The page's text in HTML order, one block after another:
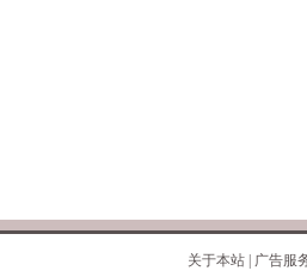
关于本站
广告服